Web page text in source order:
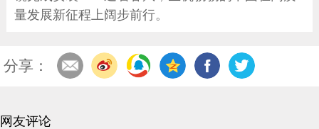
量发展新征程上阔步前行。
分享：
网友评论